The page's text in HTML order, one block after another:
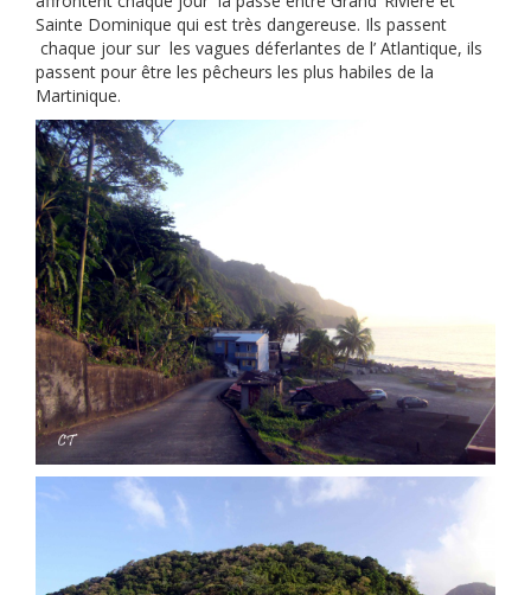
Sainte Dominique qui est très dangereuse. Ils passent
chaque jour sur les vagues déferlantes de l’ Atlantique, ils
passent pour être les pêcheurs les plus habiles de la
Martinique.